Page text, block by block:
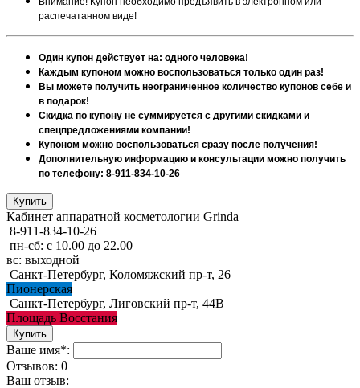
распечатанном виде!
Один купон действует на: одного человека!
Каждым купоном можно воспользоваться только один раз!
Вы можете получить неограниченное количество купонов себе и
в подарок!
Скидка по купону не суммируется с другими скидками и
спецпредложениями компании!
Купоном можно воспользоваться сразу после получения!
Дополнительную информацию и консультации можно получить
по телефону: 8-911-834-10-26
Кабинет аппаратной косметологии Grinda
8-911-834-10-26
пн-сб: с 10.00 до 22.00
вс: выходной
Санкт-Петербург, Коломяжский пр-т, 26
Пионерская
Санкт-Петербург, Лиговский пр-т, 44В
Площадь Восстания
Ваше имя*:
Отзывов: 0
Ваш отзыв: